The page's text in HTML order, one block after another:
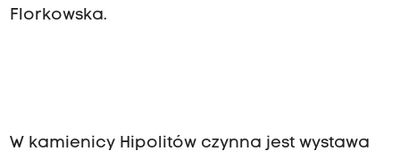
Florkowska.
W kamienicy Hipolitów czynna jest wystawa